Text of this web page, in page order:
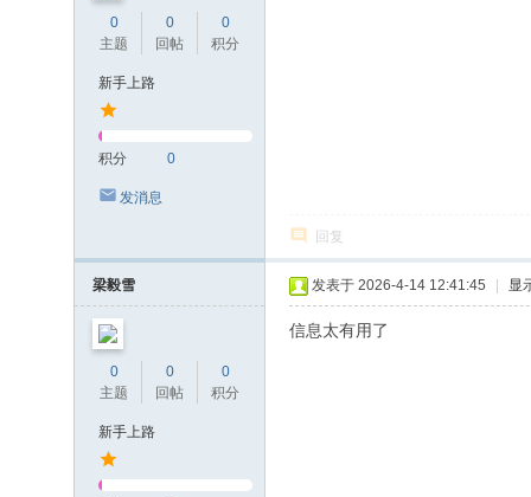
0
主题
0
回帖
0
积分
新手上路
积分 0
发消息
回复
梁毅雪
0
主题
0
回帖
0
积分
新手上路
发表于 2026-4-14 12:41:45 显
信息太有用了